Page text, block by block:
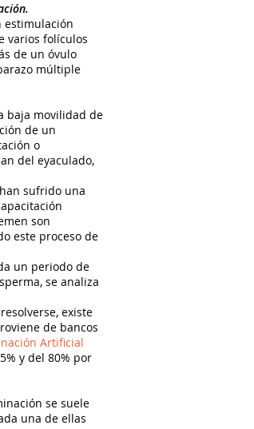
estimulación
varios folículos
de un óvulo
múltiple
baja movilidad de
de un
o
del eyaculado,
sufrido una
son
este proceso de
un periodo de
se analiza
existe
de bancos
Artificial
y del 80% por
se suele
una de ellas